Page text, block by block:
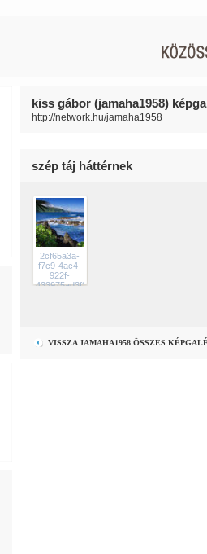
kiss gábor (jamaha1958)
http://network.hu/jamaha1958
szép táj háttérnek
2cf65a3a-
f7c9-4ac4-
922f-
433975ad3f3b
VISSZA JAMAHA1958 ÖSSZES